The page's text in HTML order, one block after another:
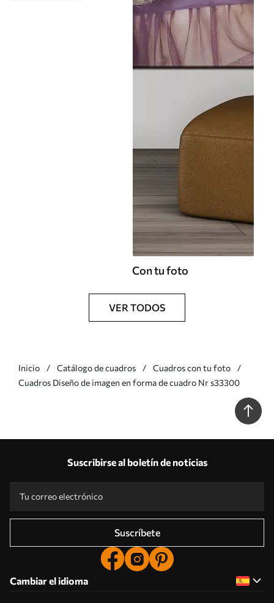
Con tu foto
VER TODOS
Inicio Catálogo de cuadros
Cuadros con tu foto
Cuadros Diseño de imagen en forma de cuadro Nr s33300
Suscribirse al boletín de noticias
Suscríbete
Cambiar el idioma